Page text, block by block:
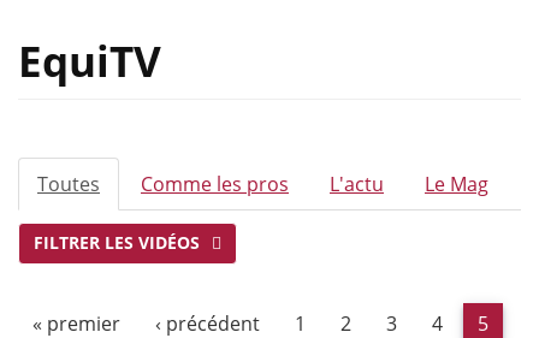
EquiTV
ONGLETS
PRINCIPAUX
Toutes (onglet
actif)
Comme les pros L'actu Le Mag
FILTRER LES VIDÉOS
« premier ‹ précédent 1 2 3 4
5